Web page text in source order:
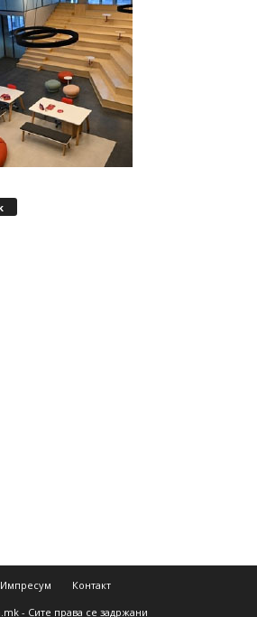
Импресум
Контакт
- Сите права се задржани